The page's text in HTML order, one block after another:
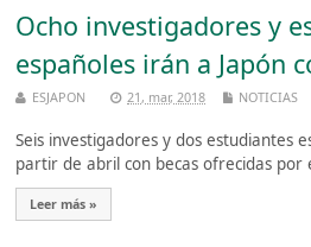
Ocho investigadores y
españoles irán a Japón
ESJAPON 21, mar, 2018 NOTICIAS
Seis investigadores y dos estudiantes
partir de abril con becas ofrecidas por
Leer más »